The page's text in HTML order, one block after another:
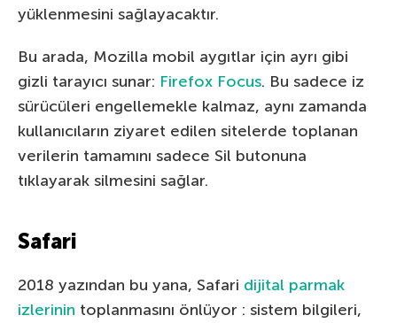
yüklenmesini sağlayacaktır.
Bu arada, Mozilla mobil aygıtlar için ayrı gibi
gizli tarayıcı sunar: Firefox Focus. Bu sadece iz
sürücüleri engellemekle kalmaz, aynı zamanda
kullanıcıların ziyaret edilen sitelerde toplanan
verilerin tamamını sadece Sil butonuna
tıklayarak silmesini sağlar.
Safari
2018 yazından bu yana, Safari dijital parmak
izlerinin toplanmasını önlüyor : sistem bilgileri,